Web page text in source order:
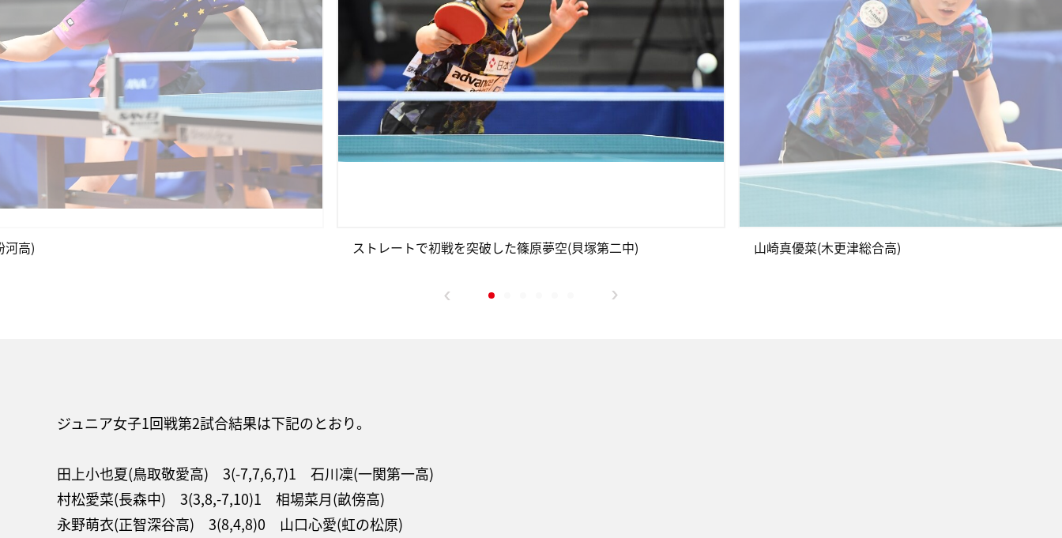
河高) ストレートで初戦を突破した篠原夢空(貝塚第二中) 山崎真優菜(木更津総合高)
ジュニア女子1回戦第2試合結果は下記のとおり。
田上小也夏(鳥取敬愛高) 3(-7,7,6,7)1 石川凜(一関第一高)
村松愛菜(長森中) 3(3,8,-7,10)1 相場菜月(畝傍高)
永野萌衣(正智深谷高) 3(8,4,8)0 山口心愛(虹の松原)